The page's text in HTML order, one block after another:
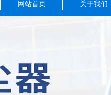
网站首页 关于我们